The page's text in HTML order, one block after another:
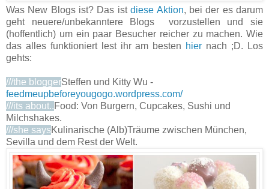
Was New Blogs ist? Das istdiese Aktion, bei der es darum
geht neuere/unbekanntere Blogs vorzustellen und sie
(hoffentlich) um ein paar Besucher reicher zu machen. Wie
das alles funktioniert lest ihr am besten hier nach ;D. Los
gehts:
///the bloggerSteffen und Kitty Wu -
feedmeupbeforeyougogo.wordpress.com/
///its about..Food: Von Burgern, Cupcakes, Sushi und
Milchshakes.
///she saysKulinarische (Alb)Träume zwischen München,
Sevilla und dem Rest der Welt.